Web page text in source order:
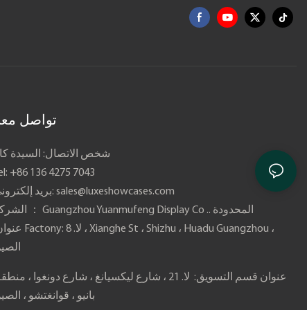
تواصل
شخص الاتصال: السيدة
+86 136 4275 7043
بريد إلكتروني: sales@luxeshowcases.com
عنوان Factony: لا. 8 ، Xianghe St ، Shizhu ، Huadu Guangzhou ،
بانيو ، قوانغتشو ،